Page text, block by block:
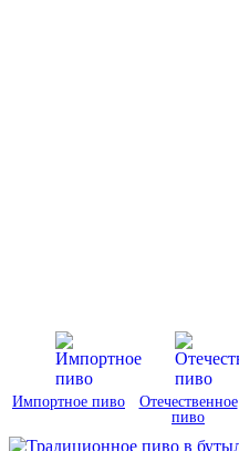
Импортное пиво
Отечественное
пиво